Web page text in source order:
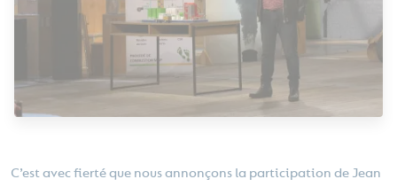
C’est avec fierté que nous annonçons la participation de Jean